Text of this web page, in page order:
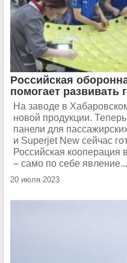
Российская
помогает
На заводе в
новой продукции.
панели для
и Superjet New сейчас
Российская кооперация
– само по себе явление...
20 июля 2023